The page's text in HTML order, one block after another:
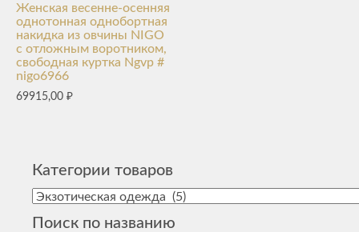
Женская весенне-осенняя
однотонная однобортная
накидка из овчины NIGO
с отложным воротником,
свободная куртка Ngvp #
nigo6966
69915,00 ₽
Категории товаров
Поиск по названию